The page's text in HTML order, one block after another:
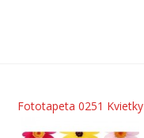
Fototapeta 0251 Kvietky